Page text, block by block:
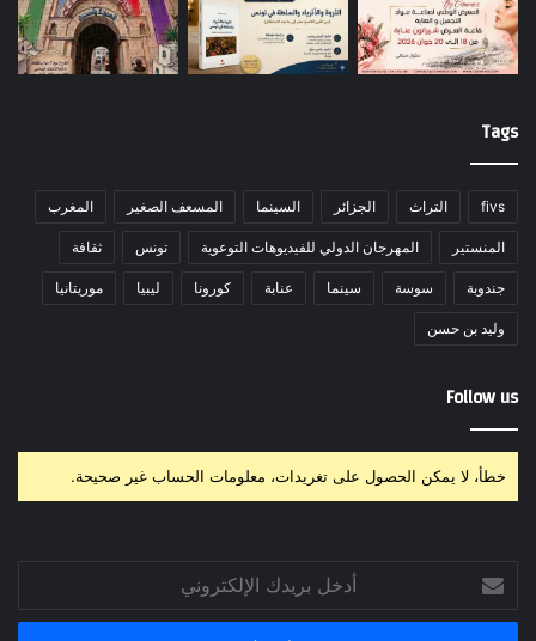
Tags
fivs التراث الجزائر السينما المسعف الصغير المغرب
المنستير المهرجان الدولي للفيديوهات التوعوية تونس ثقافة
جندوبة سوسة سينما عنابة كورونا ليبيا موريتانيا
وليد بن حسن
Follow us
خطأ، لا يمكن الحصول على تغريدات، معلومات الحساب غير صحيحة.
بريدك
الإلكتروني